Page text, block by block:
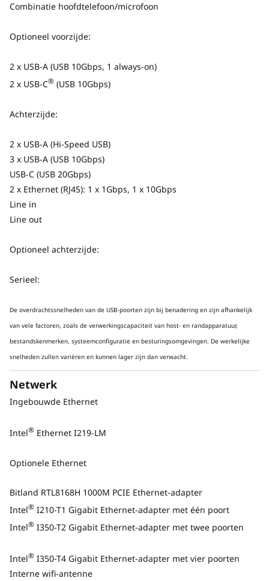
Geïnspireerd door Aston Martin,
ontworpen voor hoge prestaties
De gedurfde ThinkStation P7 Tower is een
combineert een baanbrekende nieuwe
thermisch ontwerp voor maximale prestaties
geïnspireerde behuizing. De Intel® Xeon® W-
processors, die meerdere onopvallende Nvidia
RTX PRO™ grafische kaarten ondersteunen,
biedt verbluffende prestaties in een single-
socketplatform.
Combinatie hoofdtelefoon/microfoon
Optioneel voorzijde:
2 x USB-A (USB 10Gbps, 1 always-on)
2 x USB-C® (USB 10Gbps)
Achterzijde:
2 x USB-A (Hi-Speed USB)
3 x USB-A (USB 10Gbps)
USB-C (USB 20Gbps)
2 x Ethernet (RJ45): 1 x 1Gbps, 1 x 10Gbps
Line in
Line out
Optioneel achterzijde:
Serieel:
De overdrachtssnelheden van de USB-poorten zijn bij benadering en zijn afhankelijk
van vele factoren, zoals de verwerkingscapaciteit van host- en randapparatuur,
bestandskenmerken, systeemconfiguratie en besturingsomgevingen. De werkelijke
snelheden zullen variëren en kunnen lager zijn dan verwacht.
Netwerk
Ingebouwde Ethernet
Intel® Ethernet I219-LM
Optionele Ethernet
Bitland RTL8168H 1000M PCIE Ethernet-adapter
Intel® I210-T1 Gigabit Ethernet-adapter met één poort
Intel® I350-T2 Gigabit Ethernet-adapter met twee poorten
Intel® I350-T4 Gigabit Ethernet-adapter met vier poorten
Interne wifi-antenne